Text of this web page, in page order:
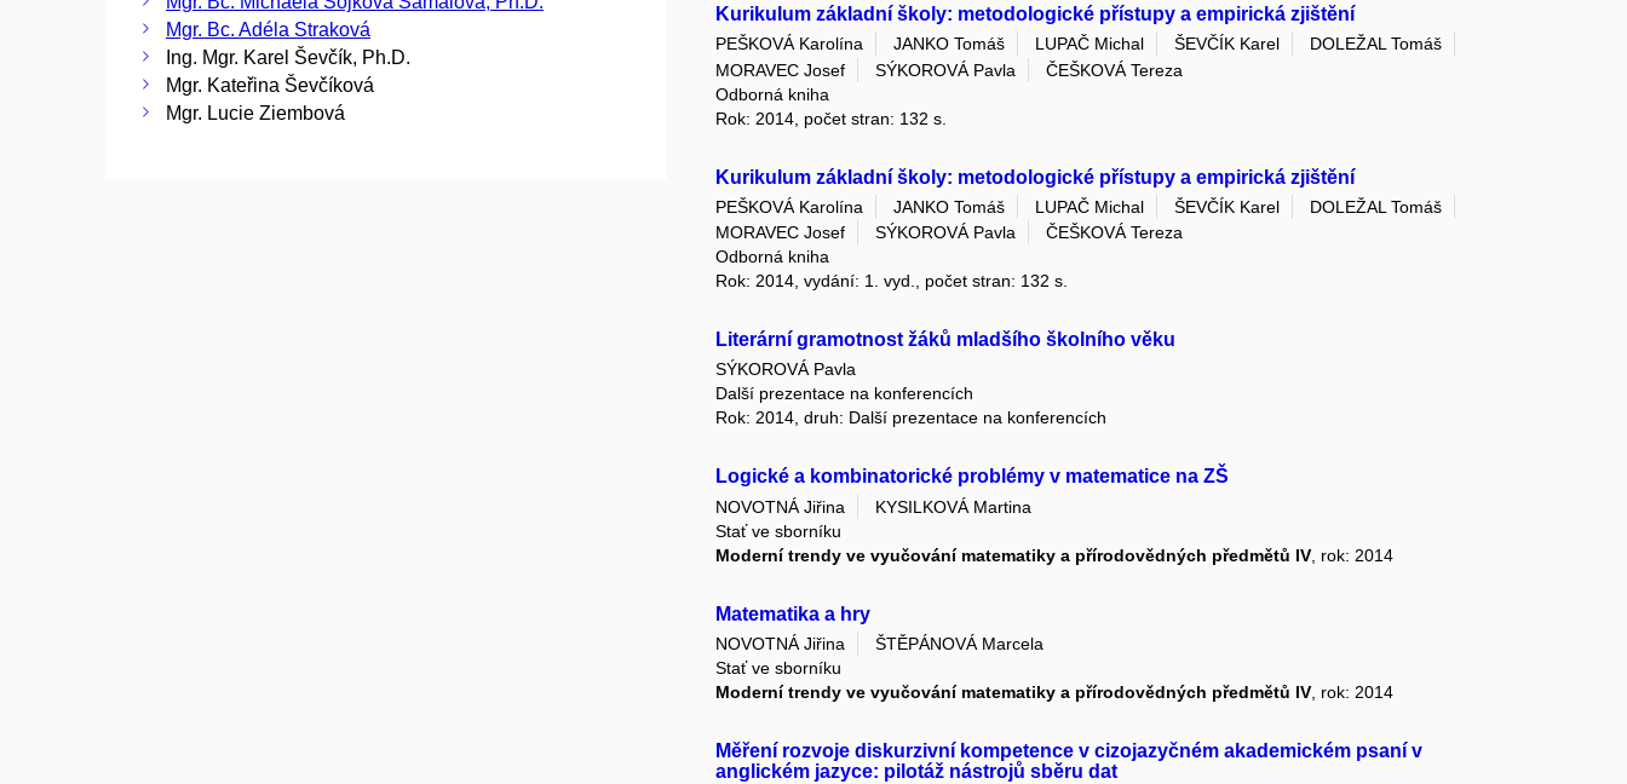
Mgr. Bc. Adéla Straková
Ing. Mgr. Karel Ševčík, Ph.D.
Mgr. Kateřina Ševčíková
Mgr. Lucie Ziembová
Kurikulum základní školy: metodologické přístupy a empirická zjištění
PEŠKOVÁ Karolína JANKO Tomáš LUPAČ Michal ŠEVČÍK Karel
DOLEŽAL Tomáš
MORAVEC Josef
SÝKOROVÁ Pavla
ČEŠKOVÁ Tereza
Odborná kniha
Rok: 2014, počet stran: 132 s.
Kurikulum základní školy: metodologické přístupy a empirická zjištění
PEŠKOVÁ Karolína JANKO Tomáš LUPAČ Michal ŠEVČÍK Karel
DOLEŽAL Tomáš
MORAVEC Josef
SÝKOROVÁ Pavla
ČEŠKOVÁ Tereza
Odborná kniha
Rok: 2014, vydání: 1. vyd., počet stran: 132 s.
Literární gramotnost žáků mladšího školního věku
SÝKOROVÁ Pavla
Další prezentace na konferencích
Rok: 2014, druh: Další prezentace na konferencích
Logické a kombinatorické problémy v matematice na ZŠ
NOVOTNÁ Jiřina
KYSILKOVÁ Martina
Stať ve sborníku
Moderní trendy ve vyučování matematiky a přírodovědných předmětů IV , rok: 2014
Matematika a hry
NOVOTNÁ Jiřina
ŠTĚPÁNOVÁ Marcela
Stať ve sborníku
Moderní trendy ve vyučování matematiky a přírodovědných předmětů IV , rok: 2014
Měření rozvoje diskurzivní kompetence v cizojazyčném akademickém psaní v
anglickém jazyce: pilotáž nástrojů sběru dat